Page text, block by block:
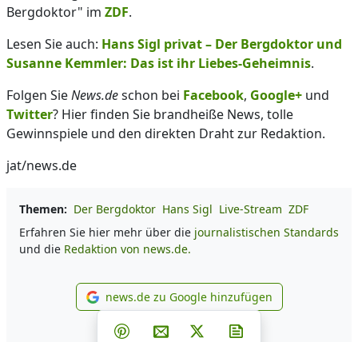
Bergdoktor" im ZDF.
Lesen Sie auch: Hans Sigl privat – Der Bergdoktor und
Susanne Kemmler: Das ist ihr Liebes-Geheimnis.
Folgen SieNews.deschon bei Facebook, Google+ und
Twitter? Hier finden Sie brandheiße News, tolle
Gewinnspiele und den direkten Draht zur Redaktion.
jat/news.de
Themen: Der Bergdoktor Hans Sigl Live-Stream ZDF
Erfahren Sie hier mehr über die journalistischen Standards
und die Redaktion von news.de.
news.de zu Google
news.de zu Google hinzufügen
Teilen auf Facebook
Teilen auf Whatsapp
Teilen auf Telegram
Teilen auf Pinterest
Per E-Mail teilen
Post auf X